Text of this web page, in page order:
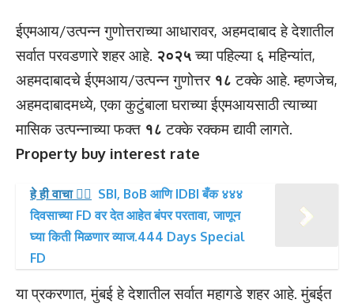
ईएमआय/उत्पन्न गुणोत्तराच्या आधारावर, अहमदाबाद हे देशातील
सर्वात परवडणारे शहर आहे. २०२५च्या पहिल्या ६ महिन्यांत,
अहमदाबादचे ईएमआय/उत्पन्न गुणोत्तर १८ टक्के आहे. म्हणजेच,
अहमदाबादमध्ये, एका कुटुंबाला घराच्या ईएमआयसाठी त्याच्या
मासिक उत्पन्नाच्या फक्त १८ टक्के रक्कम द्यावी लागते.
Property buy interest rate
हे ही वाचा 👉🏻 SBI, BoB आणि IDBI बँक ४४४
दिवसाच्या FD वर देत आहेत बंपर परतावा, जाणून
घ्या किती मिळणार व्याज.444 Days Special
FD
या प्रकरणात, मुंबई हे देशातील सर्वात महागडे शहर आहे. मुंबईत